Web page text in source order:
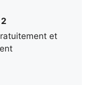
et